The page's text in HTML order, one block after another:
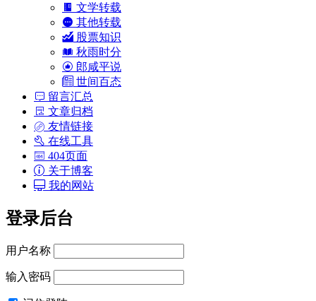
文学转载
其他转载
股票知识
秋雨时分
郎咸平说
世间百态
留言汇总
文章归档
友情链接
在线工具
404页面
关于博客
我的网站
登录后台
用户名称
输入密码